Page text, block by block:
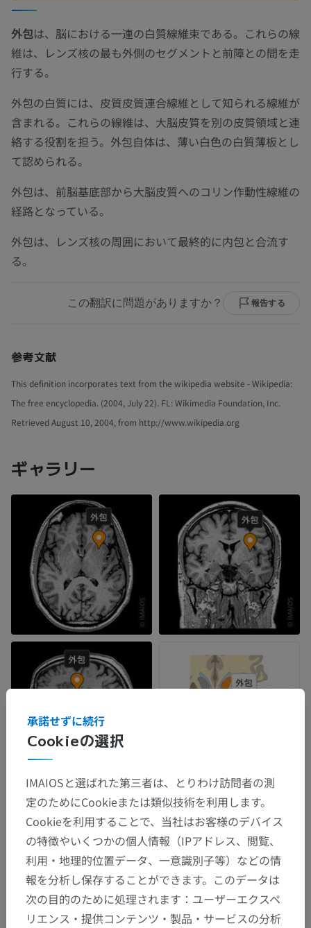
外包は、脳における一連の白質線維束である。これらの線
維は、レンズ核の最も外側のセグメントと前障との間を走
行する。
外包の白質には、皮質皮質連合線維として知られる線維が
含まれる。これらの線維は、大脳皮質を別の皮質領域と連
絡する役割を担う。外包自体は、薄い白色の白質薄板とし
て認められる。
外包は、前脳基底部から大脳皮質へのコリン作動性線維の
経路となっている。
外包は、レンズ核の周囲において最終的に内包と合流す
る。
この翻訳に問題がありますか？ 報告する
参考文献
This definition incorporates text from the wikipedia website - Wikipedia:
The free encyclopedia. (2004, July 22). FL: Wikimedia Foundation, Inc.
Retrieved August 10, 2004, from http://www.wikipedia.org
ギャラリー
Cookieの選択
承諾せずに続行
IMAIOSと選ばれた第三者は、とりわけ訪問者の測
定のためにCookieまたは類似技術を利用します。
Cookieを利用することで、当社はお客様のデバイス
の特徴やいくつかの個人情報（IPアドレス、閲覧、
利用・地理的位置データ、一意識別子等）などの情
報を分析し保存することができます。このデータは
次の目的のために処理されます：ユーザーエクスペ
リエンス・提供コンテンツ・製品・サービスの分析